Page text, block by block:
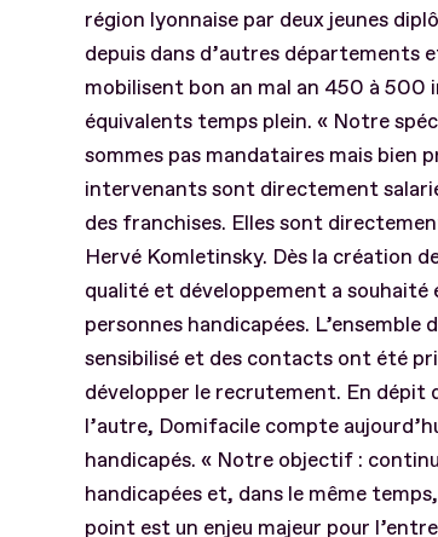
région lyonnaise par deux jeunes
depuis dans d’autres départements
mobilisent bon an mal an 450 à 500
équivalents temps plein. « Notre
sommes pas mandataires mais bien
intervenants sont directement
des franchises. Elles sont
Hervé Komletinsky. Dès la création
qualité et développement a souhaité
personnes handicapées. L’ensemble
sensibilisé et des contacts ont été
développer le recrutement. En dépit
l’autre, Domifacile compte
handicapés. « Notre objectif :
handicapées et, dans le même
point est un enjeu majeur pour